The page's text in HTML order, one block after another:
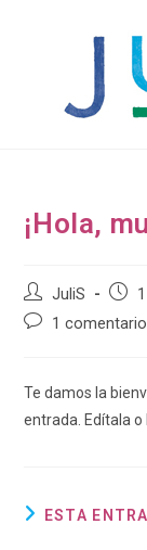
¡Hola,
Autor
de
JuliS
de
Comentarios
entrada:
1 comentario
Te damos la
entrada. Edítala o
ESTA